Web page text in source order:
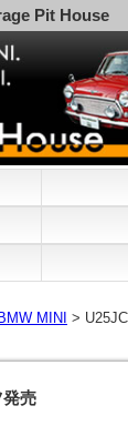
Pit House
BMW MINI >
発売